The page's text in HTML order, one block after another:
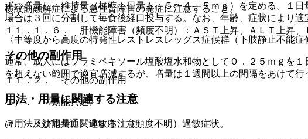
横紋筋融解症による急性腎障害の発症に注意すること。
１１．１．６． 肝機能障害（頻度不明）：ＡＳＴ上昇、ＡＬＴ上昇
その他の副作用
１１．２． その他の副作用
１）． 〈効能共通〉
@． 〈効能共通〉過敏症：（頻度不明）過敏症状。
ずつ増量し、維持量（標準１日量１．５〜４．５ｍｇ）を定める。１
場合は３回に分割して毎食後経口投与する。なお、年齢、症状により
〈中等度から高度の特発性レストレスレッグス症候群（下肢静止不能症
通常、成人にはプラミペキソール塩酸塩水和物として０．２５ｍｇを
を超えない範囲で適宜増減するが、増量は１週間以上の間隔をあけて行
用法・用量に関連する注意
（用法及び用量に関連する注意）